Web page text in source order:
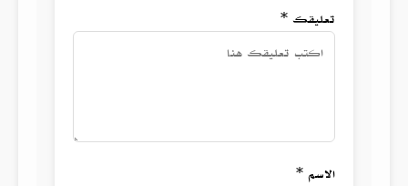
تعليقك *
الاسم *